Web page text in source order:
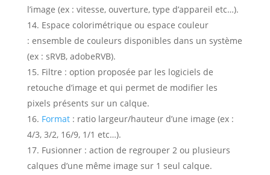
l’image (ex : vitesse, ouverture, type d’appareil etc…).
Espace colorimétrique ou espace couleur
: ensemble de couleurs disponibles dans un système
(ex : sRVB, adobeRVB).
Filtre : option proposée par les logiciels de
retouche d’image et qui permet de modifier les
pixels présents sur un calque.
Format: ratio largeur/hauteur d’une image (ex :
4/3, 3/2, 16/9, 1/1 etc…).
Fusionner : action de regrouper 2 ou plusieurs
calques d’une même image sur 1 seul calque.